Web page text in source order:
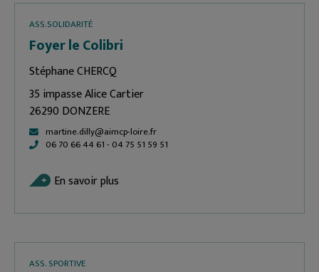
ASS.SOLIDARITÉ
Foyer le Colibri
Stéphane CHERCQ
35 impasse Alice Cartier
26290 DONZERE
martine.dilly@aimcp-loire.fr
06 70 66 44 61 - 04 75 51 59 51
En savoir plus
ASS. SPORTIVE